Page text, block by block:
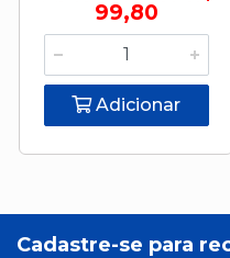
99,80
Adicionar
Cadastre-se para